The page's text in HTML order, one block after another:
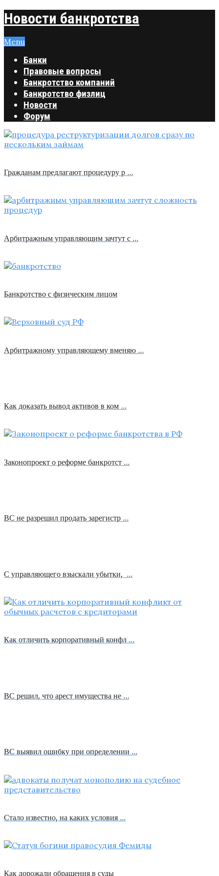
Новости банкротства
Menu
Банки
Правовые вопросы
Банкротство компаний
Банкротство физлиц
Новости
Форум
Гражданам предлагают процедуру р …
Арбитражным управляющим зачтут с …
Банкротство с физическим лицом
Арбитражному управляющему вменяю …
Как доказать вывод активов в ком …
Законопроект о реформе банкротст …
ВС не разрешил продать зарегистр …
С управляющего взыскали убытки, …
Как отличить корпоративный конфл …
ВС решил, что арест имущества не …
ВС выявил ошибку при определении …
Стало известно, на каких условия …
Как дорожали обращения в суды